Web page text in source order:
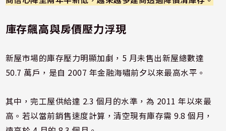
庫存飆高與房價壓力浮現
新屋市場的庫存壓力明顯加劇，5 月未售出新屋總數達
50.7 萬戶，是自 2007 年金融海嘯前夕以來最高水平。
其中，完工屋供給達 2.3 個月的水準，為 2011 年以來最
高。若以當前銷售速度計算，清空現有庫存需 9.8 個月，